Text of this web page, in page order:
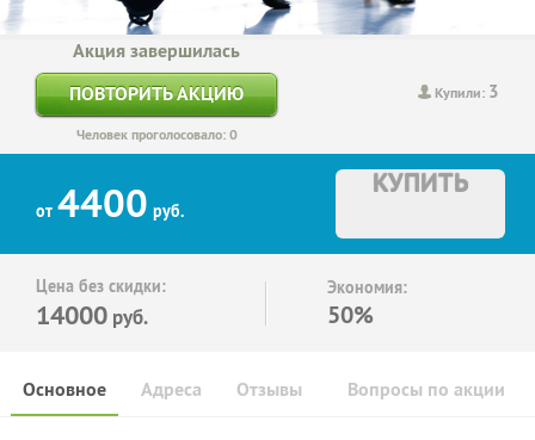
Купили: 3
Акция завершилась
ПОВТОРИТЬ АКЦИЮ
Человек проголосовало: 0
от 4400 руб.
КУПИТЬ
Цена без скидки:
14000 руб.
Экономия:
50%
Основное Отзывы Вопросы по акции
Адреса